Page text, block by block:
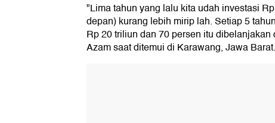
"Lima tahun yang lalu kita udah investasi
depan) kurang lebih mirip lah. Setiap 5
Rp 20 triliun dan 70 persen itu
Azam saat ditemui di Karawang, Jawa Barat.